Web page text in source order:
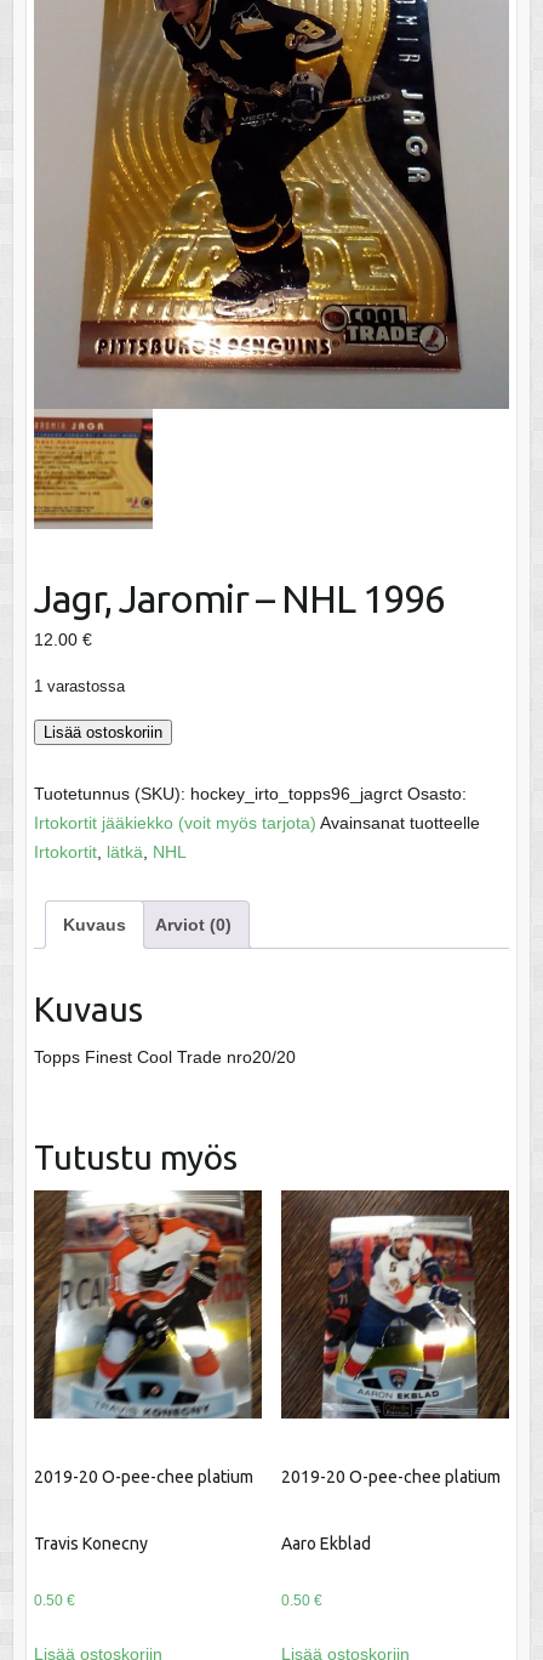
Jagr, Jaromir – NHL 1996
12.00 €
1 varastossa
Jagr,
-
NHL
1996
Lisää ostoskoriin
Tuotetunnus (SKU): hockey_irto_topps96_jagrct Osasto:
Irtokortit jääkiekko (voit myös tarjota) Avainsanat tuotteelle
Irtokortit, lätkä NHL
Kuvaus Arviot (0)
Kuvaus
Topps Finest Cool Trade nro20/20
Tutustu myös
2019-20 O-pee-chee platium
Travis Konecny
0.50 €
Lisää ostoskoriin
2019-20 O-pee-chee platium
Aaro Ekblad
0.50 €
Lisää ostoskoriin